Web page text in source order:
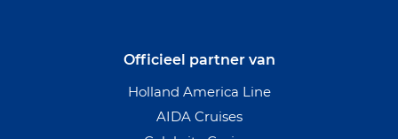
Officieel partner van
Holland America Line
AIDA Cruises